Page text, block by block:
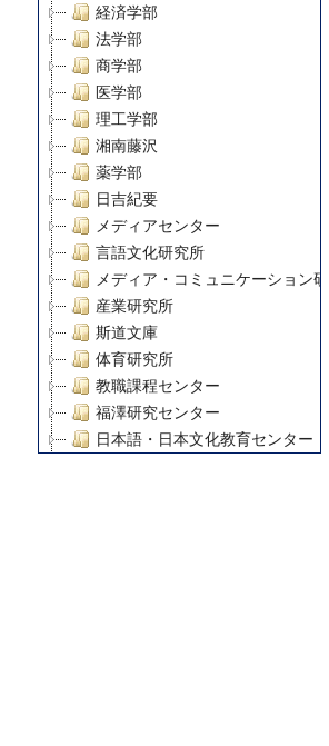
経済学部
法学部
商学部
医学部
理工学部
湘南藤沢
薬学部
日吉紀要
メディアセンター
言語文化研究所
メディア・コミュニケーション研
産業研究所
斯道文庫
体育研究所
教職課程センター
福澤研究センター
日本語・日本文化教育センター
慶應義塾大学グローバルCOEプ
博士課程教育リーディングプロ